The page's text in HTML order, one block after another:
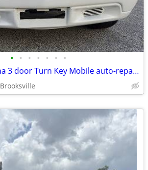
• • • • • • •
2000 GMC Sonoma 3 door Turn Key Mobile auto-repair shop
Brooksville